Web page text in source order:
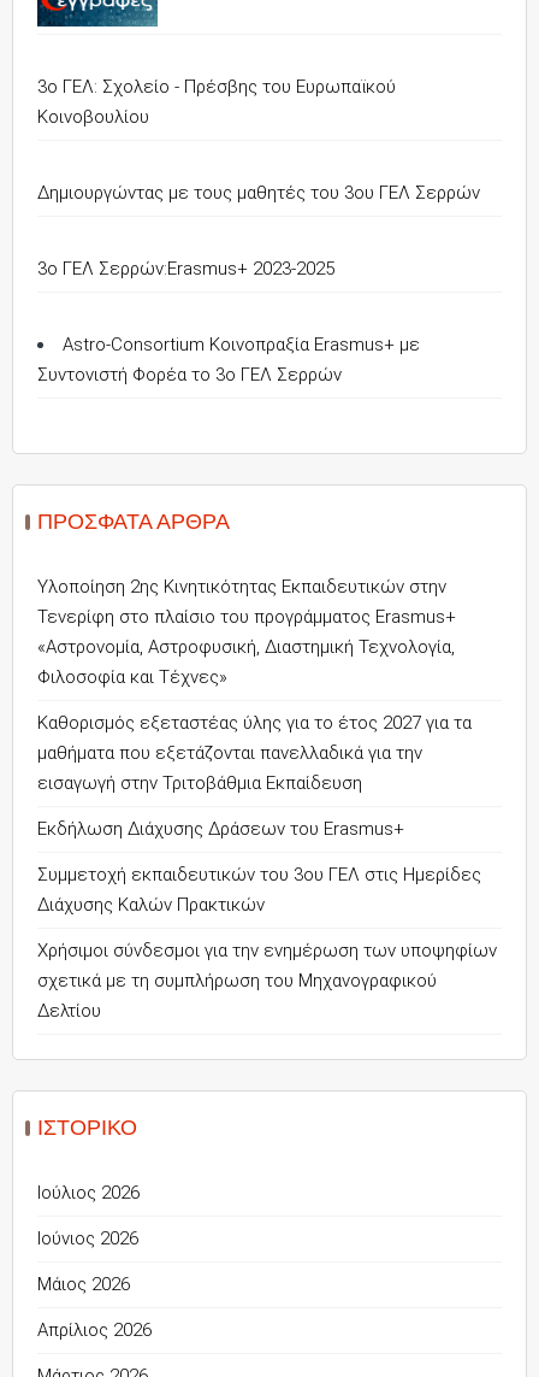
3ο ΓΕΛ: Σχολείο - Πρέσβης του Ευρωπαϊκού
Κοινοβουλίου
Δημιουργώντας με τους μαθητές του 3ου ΓΕΛ Σερρών
3o ΓΕΛ Σερρών:Erasmus+ 2023-2025
Astro-Consortium Κοινοπραξία Erasmus+ με
Συντονιστή Φορέα το 3ο ΓΕΛ Σερρών
ΠΡΌΣΦΑΤΑ ΆΡΘΡΑ
Υλοποίηση 2ης Κινητικότητας Εκπαιδευτικών στην
Τενερίφη στο πλαίσιο του προγράμματος Erasmus+
«Αστρονομία, Αστροφυσική, Διαστημική Τεχνολογία,
Φιλοσοφία και Τέχνες»
Καθορισμός εξεταστέας ύλης για το έτος 2027 για τα
μαθήματα που εξετάζονται πανελλαδικά για την
εισαγωγή στην Τριτοβάθμια Εκπαίδευση
Εκδήλωση Διάχυσης Δράσεων του Erasmus+
Συμμετοχή εκπαιδευτικών του 3ου ΓΕΛ στις Ημερίδες
Διάχυσης Καλών Πρακτικών
Χρήσιμοι σύνδεσμοι για την ενημέρωση των υποψηφίων
σχετικά με τη συμπλήρωση του Μηχανογραφικού
Δελτίου
ΙΣΤΟΡΙΚΌ
Ιούλιος 2026
Ιούνιος 2026
Μάιος 2026
Απρίλιος 2026